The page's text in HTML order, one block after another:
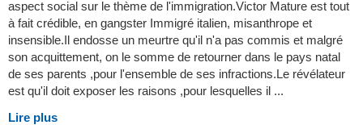
aspect social sur le thème de l'immigration.Victor Mature est tout
à fait crédible, en gangster Immigré italien, misanthrope et
insensible.Il endosse un meurtre qu'il n'a pas commis et malgré
son acquittement, on le somme de retourner dans le pays natal
de ses parents ,pour l'ensemble de ses infractions.Le révélateur
est qu'il doit exposer les raisons ,pour lesquelles il ...
Lire plus